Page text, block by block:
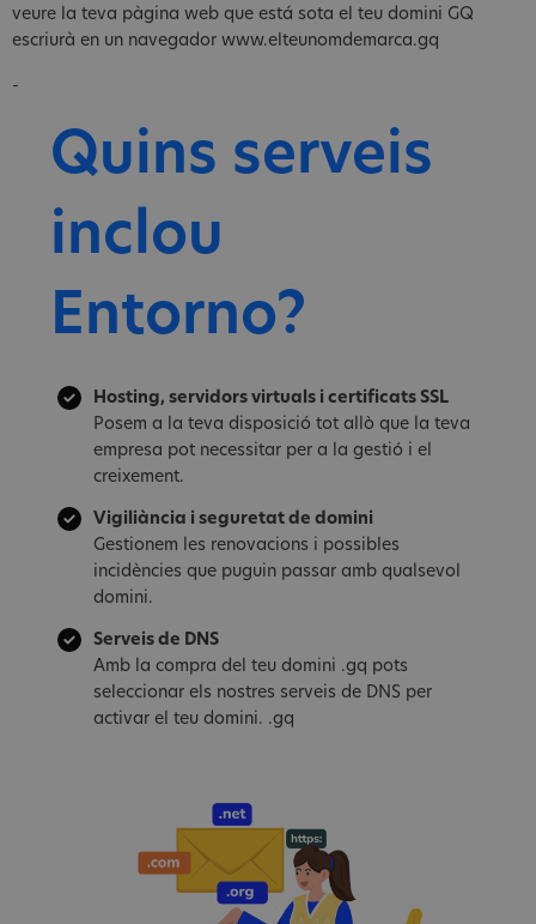
veure la teva pàgina web que está sota el teu domini GQ
escriurà en un navegador www.elteunomdemarca.gq
-
Quins serveis
inclou
Entorno?
Hosting, servidors virtuals i certificats SSL
Posem a la teva disposició tot allò que la teva
empresa pot necessitar per a la gestió i el
creixement.
Vigiliància i seguretat de domini
Gestionem les renovacions i possibles
incidències que puguin passar amb qualsevol
domini.
Serveis de DNS
Amb la compra del teu domini .gq pots
seleccionar els nostres serveis de DNS per
activar el teu domini. .gq